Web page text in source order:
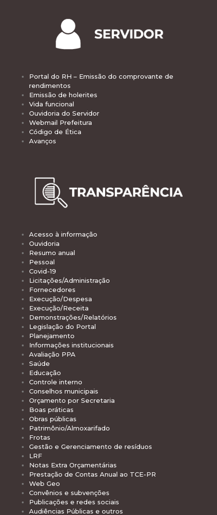
Portal do RH – Emissão do comprovante de
rendimentos
Emissão de holerites
Vida funcional
Ouvidoria do Servidor
Webmail Prefeitura
Código de Ética
Avanços
Acesso à informação
Ouvidoria
Resumo anual
Pessoal
Covid-19
Licitações/Administração
Fornecedores
Execução/Despesa
Execução/Receita
Demonstrações/Relatórios
Legislação do Portal
Planejamento
Informações institucionais
Avaliação PPA
Saúde
Educação
Controle interno
Conselhos municipais
Orçamento por Secretaria
Boas práticas
Obras públicas
Patrimônio/Almoxarifado
Frotas
Gestão e Gerenciamento de resíduos
LRF
Notas Extra Orçamentárias
Prestação de Contas Anual ao TCE-PR
Web Geo
Convênios e subvenções
Publicações e redes sociais
Audiências Públicas e outros